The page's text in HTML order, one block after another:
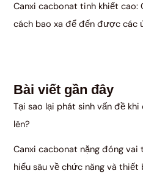
Canxi cacbonat tinh khiết cao:
cách bao xa để đến được các
Bài viết gần đây
Tại sao lại phát sinh vấn đề
lên?
Canxi cacbonat nặng đóng
hiểu sâu về chức năng và thiết